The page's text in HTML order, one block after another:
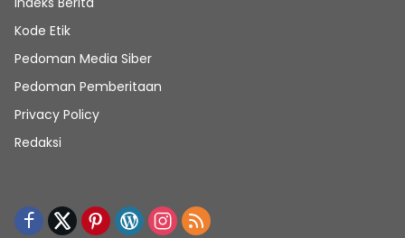
Kode Etik
Pedoman Media Siber
Pedoman Pemberitaan
Privacy Policy
Redaksi